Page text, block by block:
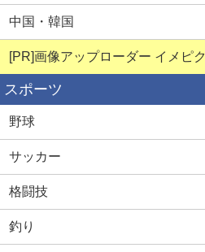
中国・韓国
[PR]画像アップローダー イメピク
スポーツ
野球
サッカー
格闘技
釣り